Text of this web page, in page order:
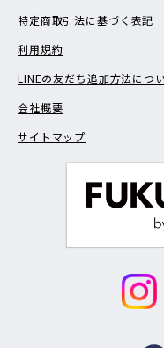
特定商取引法に基づく表記
利用規約
LINEの友だち追加方法につ
会社概要
サイトマップ